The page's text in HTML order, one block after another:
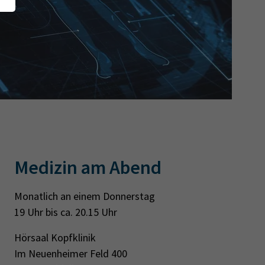
Medizin am Abend
Monatlich an einem Donnerstag
19 Uhr bis ca. 20.15 Uhr
Hörsaal Kopfklinik
Im Neuenheimer Feld 400